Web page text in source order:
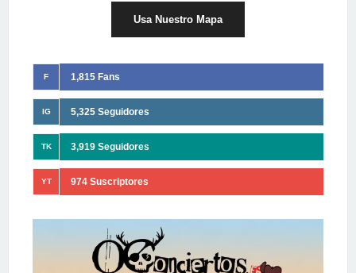
Usa Nuestro Mapa
F 1,815 Fans
IG 5,325 Seguidores
TK 3,919 Seguidores
YT 974 Suscriptores